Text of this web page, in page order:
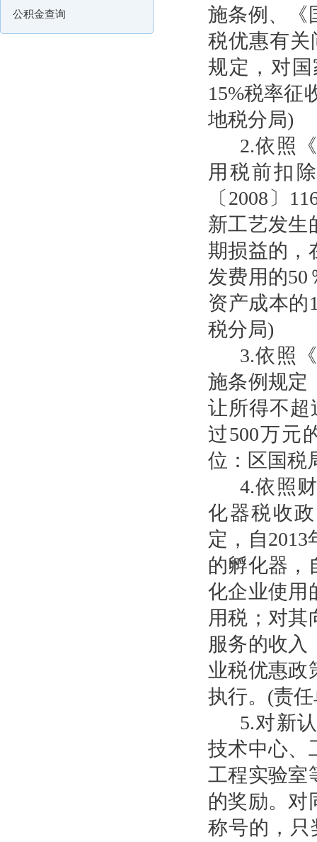
公积金查询
施条例、《
税优惠有关
规定，对
15%税率征
地税分局)
2.依照
用税前扣
〔2008〕
新工艺发生
期损益的，
发费用的50
资产成本的
税分局)
3.依照
施条例规定
让所得不超
过500万元
位：区国税
4.依照
化器税收
定，自2013
的孵化器，
化企业使用
用税；对其
服务的收入
业税优惠政
执行。(责
5.对新
技术中心、
工程实验室
的奖励。对
称号的，只